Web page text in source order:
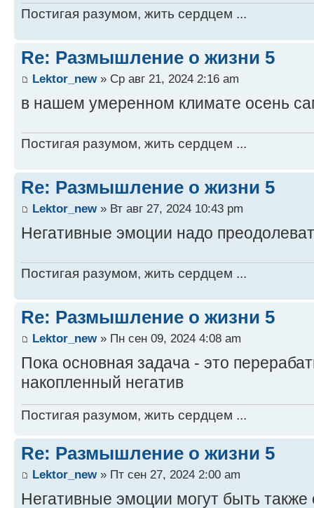
Постигая разумом, жить сердцем ...
Re: Размышление о жизни 5
Lektor_new» Ср авг 21, 2024 2:16 am
в нашем умеренном климате осень
Постигая разумом, жить сердцем ...
Re: Размышление о жизни 5
Lektor_new» Вт авг 27, 2024 10:43 pm
Негативные эмоции надо
Постигая разумом, жить сердцем ...
Re: Размышление о жизни 5
Lektor_new» Пн сен 09, 2024 4:08 am
Пока основная задача - это
накопленный негатив
Постигая разумом, жить сердцем ...
Re: Размышление о жизни 5
Lektor_new» Пт сен 27, 2024 2:00 am
Негативные эмоции могут быть также